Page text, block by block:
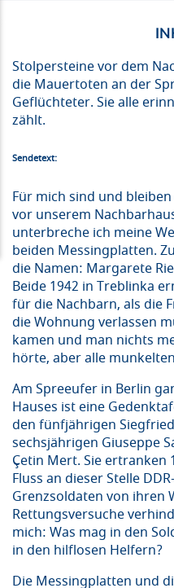
Stolpersteine vor dem
die Mauertoten an der
Geflüchteter. Sie alle
zählt.
Sendetext:
Für mich sind und
vor unserem
unterbreche ich meine
beiden Messingplatten.
die Namen: Margarete
Beide 1942 in Treblinka
für die Nachbarn, als die
die Wohnung verlassen
kamen und man nichts
hörte, aber alle
Am Spreeufer in Berlin
Hauses ist eine
den fünfjährigen
sechsjährigen Giuseppe
Çetin Mert. Sie ertranken
Fluss an dieser Stelle
Grenzsoldaten von ihren
Rettungsversuche
mich: Was mag in den
in den hilflosen Helfern?
Die Messingplatten und